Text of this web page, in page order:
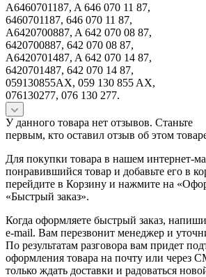
A6460701187, A 646 070 11 87,
6460701187, 646 070 11 87,
A6420700887, A 642 070 08 87,
6420700887, 642 070 08 87,
A6420701487, A 642 070 14 87,
6420701487, 642 070 14 87,
059130855AX, 059 130 855 AX,
076130277, 076 130 277.
У данного товара нет отзывов. Станьте
первым, кто оставил отзыв об этом
Для покупки товара в нашем интернет-
понравившийся товар и добавьте его в
перейдите в Корзину и нажмите на
«Быстрый заказ».
Когда оформляете быстрый заказ,
e-mail. Вам перезвонит менеджер и
По результатам разговора вам придет
оформления товара на почту или через
только ждать доставки и радоваться